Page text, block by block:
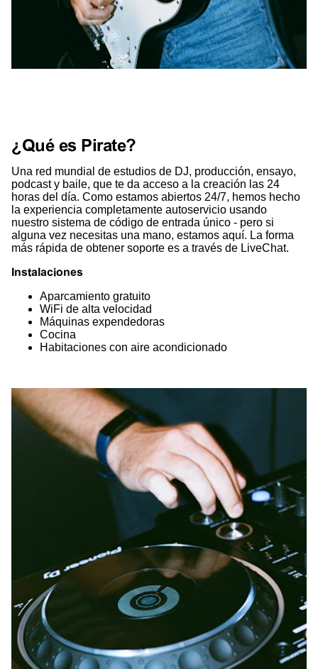
¿Qué es Pirate?
Una red mundial de estudios de DJ, producción, ensayo,
podcast y baile, que te da acceso a la creación las 24
horas del día. Como estamos abiertos 24/7, hemos hecho
la experiencia completamente autoservicio usando
nuestro sistema de código de entrada único - pero si
alguna vez necesitas una mano, estamos aquí. La forma
más rápida de obtener soporte es a través de LiveChat.
Instalaciones
Aparcamiento gratuito
WiFi de alta velocidad
Máquinas expendedoras
Cocina
Habitaciones con aire acondicionado